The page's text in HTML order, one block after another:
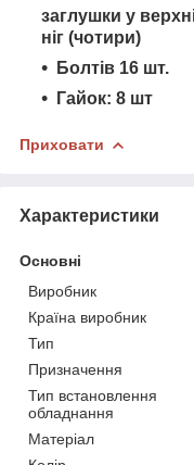
заглушки у
ніг (чотири)
Болтів 16 шт.
Гайок: 8 шт
Приховати
Характеристики
Основні
Виробник
Країна виробник
Тип
Призначення
Тип встановлення
обладнання
Матеріал